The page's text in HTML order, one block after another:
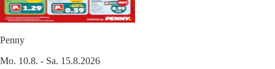
Penny
Mo. 10.8. - Sa. 15.8.2026